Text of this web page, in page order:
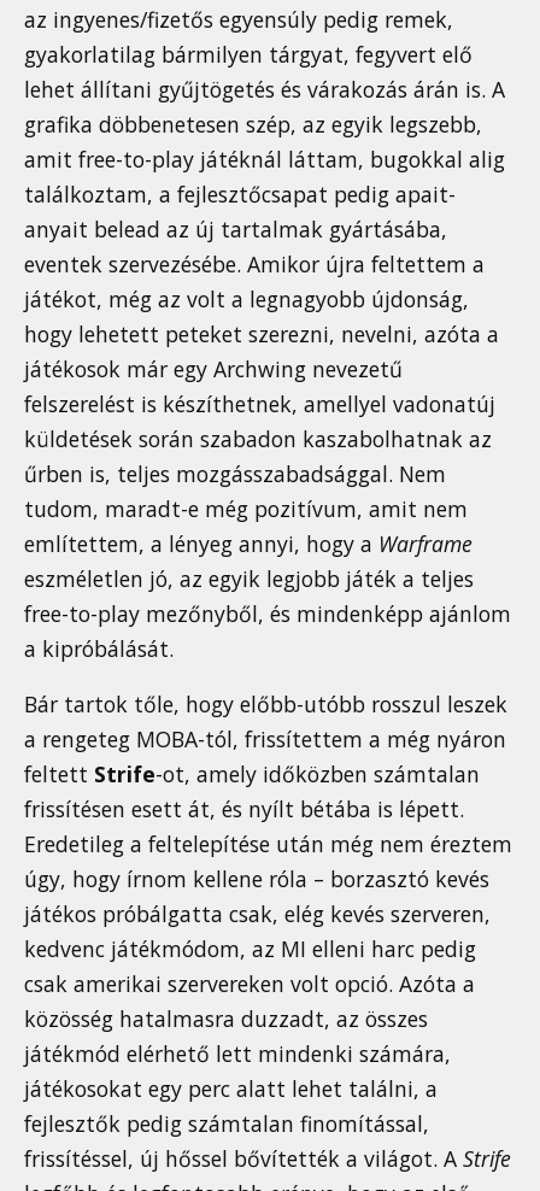
az ingyenes/fizetős egyensúly pedig remek,
gyakorlatilag bármilyen tárgyat, fegyvert elő
lehet állítani gyűjtögetés és várakozás árán is. A
grafika döbbenetesen szép, az egyik legszebb,
amit free-to-play játéknál láttam, bugokkal alig
találkoztam, a fejlesztőcsapat pedig apait-
anyait belead az új tartalmak gyártásába,
eventek szervezésébe. Amikor újra feltettem a
játékot, még az volt a legnagyobb újdonság,
hogy lehetett peteket szerezni, nevelni, azóta a
játékosok már egy Archwing nevezetű
felszerelést is készíthetnek, amellyel vadonatúj
küldetések során szabadon kaszabolhatnak az
űrben is, teljes mozgásszabadsággal. Nem
tudom, maradt-e még pozitívum, amit nem
említettem, a lényeg annyi, hogy a Warframe
eszméletlen jó, az egyik legjobb játék a teljes
free-to-play mezőnyből, és mindenképp ajánlom
a kipróbálását.
Bár tartok tőle, hogy előbb-utóbb rosszul leszek
a rengeteg MOBA-tól, frissítettem a még nyáron
feltett Strife-ot, amely időközben számtalan
frissítésen esett át, és nyílt bétába is lépett.
Eredetileg a feltelepítése után még nem éreztem
úgy, hogy írnom kellene róla – borzasztó kevés
játékos próbálgatta csak, elég kevés szerveren,
kedvenc játékmódom, az MI elleni harc pedig
csak amerikai szervereken volt opció. Azóta a
közösség hatalmasra duzzadt, az összes
játékmód elérhető lett mindenki számára,
játékosokat egy perc alatt lehet találni, a
fejlesztők pedig számtalan finomítással,
frissítéssel, új hőssel bővítették a világot. A Strife